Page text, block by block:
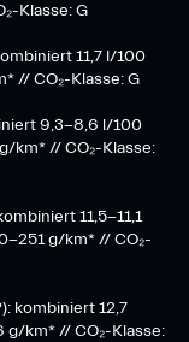
Klasse: G
11,7 l/100
// CO₂-Klasse: G
9,3-8,6 l/100
km* // CO₂-Klasse:
11,5-11,1
251 g/km*​ // CO₂-
kombiniert 12,7
g/km* // CO₂-Klasse: